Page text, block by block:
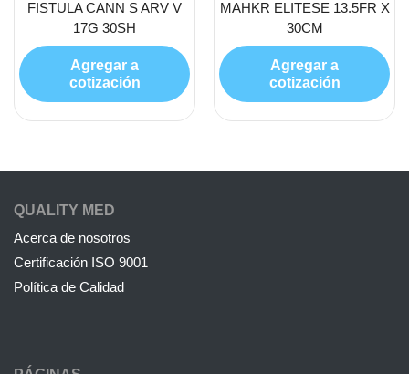
FISTULA CANN S ARV V
17G 30SH
Agregar a
cotización
MAHKR ELITESE 13.5FR X
30CM
Agregar a
cotización
QUALITY MED
Acerca de nosotros
Certificación ISO 9001
Política de Calidad